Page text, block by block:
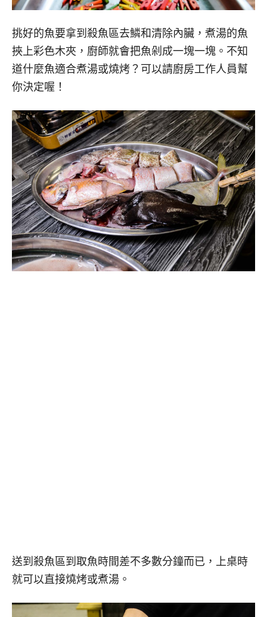
挑好的魚要拿到殺魚區去鱗和清除內臟，煮湯的魚
挾上彩色木夾，廚師就會把魚剁成一塊一塊。不知
道什麼魚適合煮湯或燒烤？可以請廚房工作人員幫
你決定喔！
送到殺魚區到取魚時間差不多數分鐘而已，上桌時
就可以直接燒烤或煮湯。